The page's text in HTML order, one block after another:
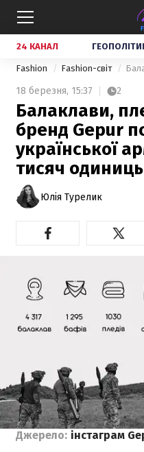
24 КАНАЛ
Fashion Fashion-світ
18 березня, 15:37 2
Балаклави,
бренд Gepur
української
тисяч
Юлія Турелик
Джерело: інстаграм